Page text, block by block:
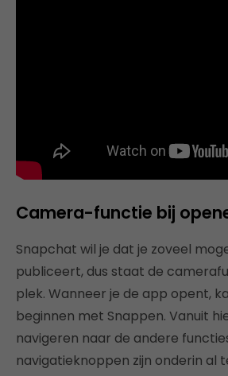
Camera-functie bij
Snapchat wil je dat je zoveel
publiceert, dus staat de
plek. Wanneer je de app opent,
beginnen met Snappen. Vanuit
navigeren naar de andere
navigatieknoppen zijn onderin al